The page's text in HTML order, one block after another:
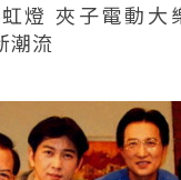
燈 夾子電動大
潮流